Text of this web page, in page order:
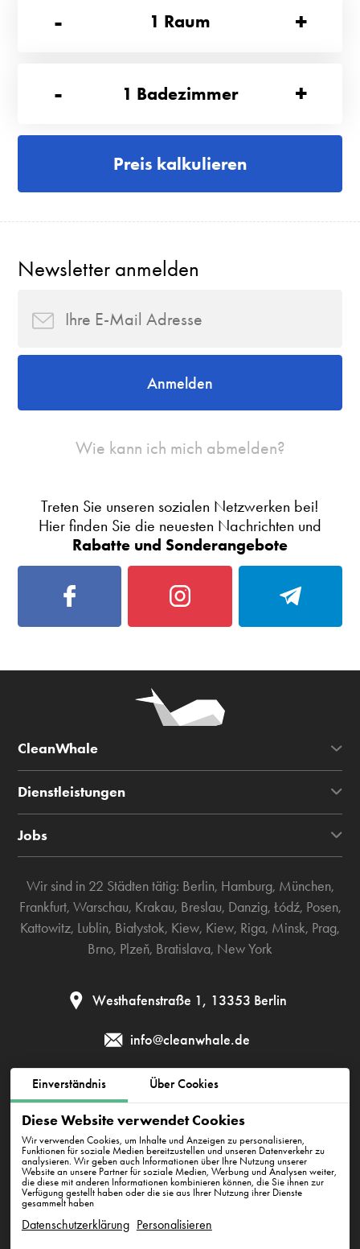
Einverständnis Über Cookies
Diese Website verwendet Cookies
Wir verwenden Cookies, um Inhalte und Anzeigen zu personalisieren,
Funktionen für soziale Medien bereitzustellen und unseren Datenverkehr zu
analysieren. Wir geben auch Informationen über Ihre Nutzung unserer
Website an unsere Partner für soziale Medien, Werbung und Analysen weiter,
die diese mit anderen Informationen kombinieren können, die Sie ihnen zur
Verfügung gestellt haben oder die sie aus Ihrer Nutzung ihrer Dienste
gesammelt haben
Datenschutzerklärung Personalisieren
-
1 Raum +
- 1 Badezimmer +
Preis kalkulieren
Newsletter anmelden
Anmelden
Wie kann ich mich abmelden?
Treten Sie unseren sozialen Netzwerken bei!
Hier finden Sie die neuesten Nachrichten und
Rabatte und Sonderangebote
CleanWhale
Dienstleistungen
Jobs
Wir sind in 22 Städten tätig: Berlin, Hamburg, München,
Frankfurt, Warschau, Krakau, Breslau, Danzig, Łódź, Posen,
Kattowitz, Lublin, Białystok, Kiew, Kiew, Riga, Minsk, Prag,
Brno, Plzeň, Bratislava, New York
Westhafenstraße 1, 13353 Berlin
info@cleanwhale.de
AGB zur Nutzung der Plattform
Cookie-Richtlinie Impressum
CleanWhale GmbH, HRB 240046 B, DE353460818
Westhafenstraße 1, 13353 Berlin